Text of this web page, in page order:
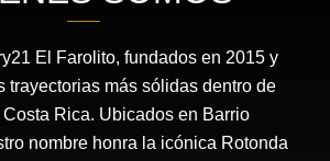
El Farolito, fundados en 2015 y
trayectorias más sólidas dentro de
Rica. Ubicados en Barrio
nombre honra la icónica Rotonda